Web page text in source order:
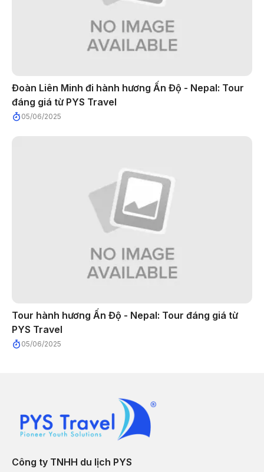
Đoàn Liên Minh đi hành hương Ấn Độ - Nepal: Tour
đáng giá từ PYS Travel
05/06/2025
Tour hành hương Ấn Độ - Nepal: Tour đáng giá từ
PYS Travel
05/06/2025
Công ty TNHH du lịch PYS